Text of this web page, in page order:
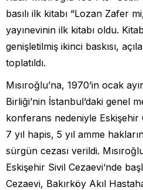
basılı ilk kitabı “Lozan Zafer
yayınevinin ilk kitabı oldu.
genişletilmiş ikinci baskısı,
toplatıldı.
Mısıroğlu’na, 1970’in ocak
Birliği’nin İstanbul’daki genel
konferans nedeniyle
7 yıl hapis, 5 yıl amme
sürgün cezası verildi.
Eskişehir Sivil Cezaevi‘nde
Cezaevi, Bakırköy Akıl